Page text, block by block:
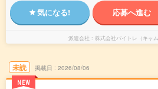
気になる! 応募へ進む
派遣会社 株式会社バイトレ（キャ
未読
NEW
掲載日 2026/08/06